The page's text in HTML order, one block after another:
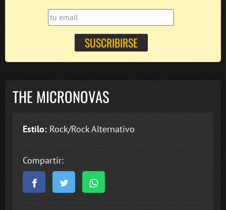
THE MICRONOVAS
Estilo: Rock/Rock Alternativo
Compartir: